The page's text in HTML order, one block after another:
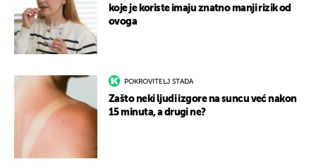
koje je koriste imaju znatno manji rizik od
ovoga
POKROVITELJ STADA
Zašto neki ljudi izgore na suncu već nakon
15 minuta, a drugi ne?